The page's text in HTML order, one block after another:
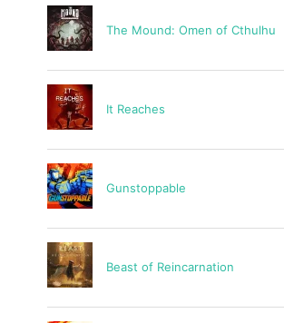
The Mound: Omen of Cthulhu
It Reaches
Gunstoppable
Beast of Reincarnation